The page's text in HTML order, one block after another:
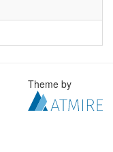
Theme by